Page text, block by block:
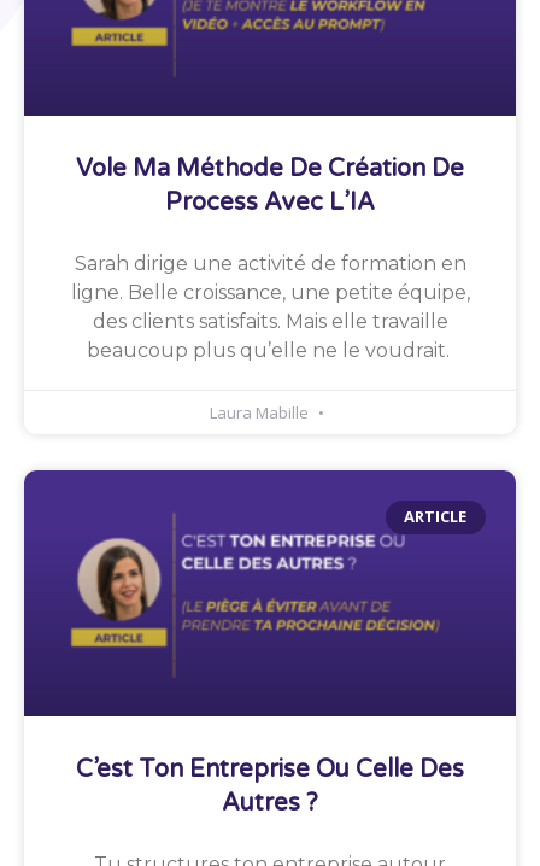
Vole Ma Méthode De Création De
Process Avec L’IA
Sarah dirige une activité de formation en
ligne. Belle croissance, une petite équipe,
des clients satisfaits. Mais elle travaille
beaucoup plus qu’elle ne le voudrait.
Laura Mabille
ARTICLE
C’est Ton Entreprise Ou Celle Des
Autres ?